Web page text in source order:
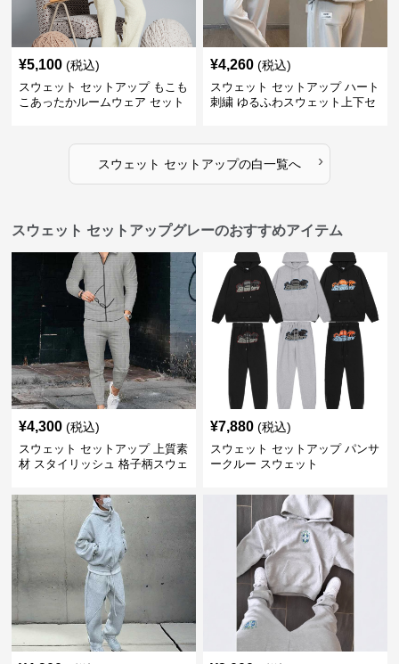
¥5,100 (税込)
スウェット セットアップ もこも
こあったかルームウェア セット
¥4,260 (税込)
スウェット セットアップ ハート
刺繍 ゆるふわスウェット上下セ
スウェット セットアップの白一覧へ ›
スウェット セットアップグレーのおすすめアイテム
¥4,300 (税込)
スウェット セットアップ 上質素
材 スタイリッシュ 格子柄スウェ
¥7,880 (税込)
スウェット セットアップ パンサ
ークルー スウェット